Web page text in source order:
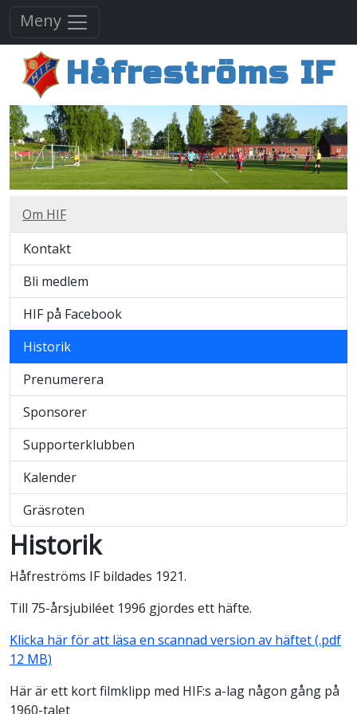
Meny
Håfreströms IF
Om HIF
Kontakt
Bli medlem
HIF på Facebook
Historik
Prenumerera
Sponsorer
Supporterklubben
Kalender
Gräsroten
Historik
Håfreströms IF bildades 1921.
Till 75-årsjubiléet 1996 gjordes ett häfte.
Klicka här för att läsa en scannad version av häftet (.pdf
12 MB)
Här är ett kort filmklipp med HIF:s a-lag någon gång på
1960-talet